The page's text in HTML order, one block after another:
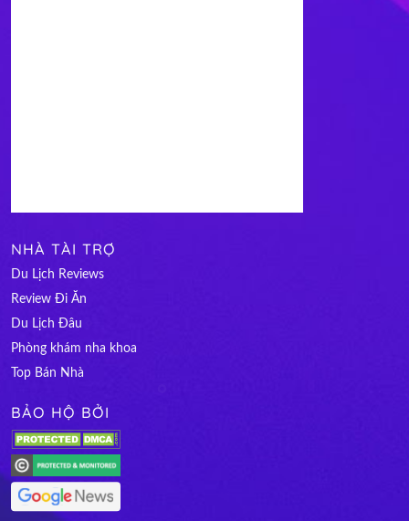
NHÀ TÀI TRỢ
Du Lịch Reviews
Review Đi Ăn
Du Lịch Đâu
Phòng khám nha khoa
Top Bán Nhà
BẢO HỘ BỞI